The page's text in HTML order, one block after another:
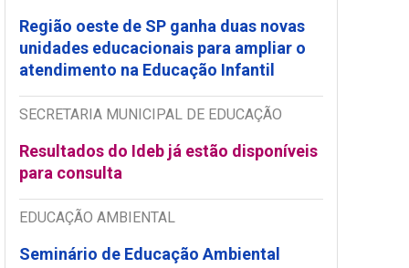
Região oeste de SP ganha duas novas
unidades educacionais para ampliar o
atendimento na Educação Infantil
SECRETARIA MUNICIPAL DE EDUCAÇÃO
Resultados do Ideb já estão disponíveis
para consulta
EDUCAÇÃO AMBIENTAL
Seminário de Educação Ambiental